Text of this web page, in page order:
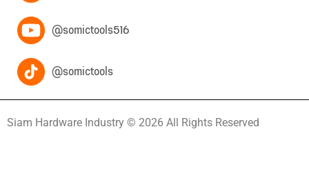
@somictools516
@somictools
Siam Hardware Industry © 2026 All Rights Reserved